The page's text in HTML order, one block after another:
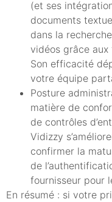
(et ses
documents
dans la
vidéos grâce
Son efficacité
votre équipe
Posture
matière de
de contrôles
Vidizzy
confirmer la
de
fournisseur pour
En résumé : si votre